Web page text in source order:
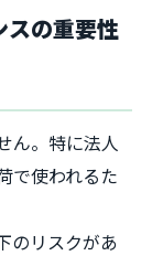
スの重要性
ん。特に法人
で使われるた
のリスクがあ